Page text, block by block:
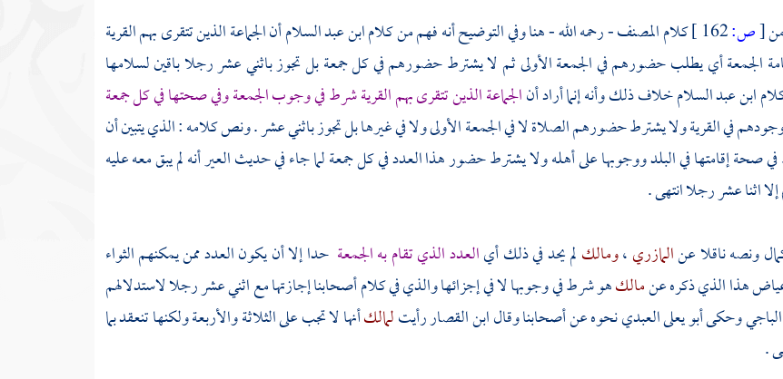
[ص: كلامالمصنف- رحمه الله - هنا وفي التوضيح أنه فهم من كلامابن عبد السلامأن الجماعة الذين تتقرى بهم القرية
الجمعة أي يطلب حضورهم في الجمعة الأولى ثم لا يشترط حضورهم في كل جمعة بل تجوز باثني عشر رجلا باقين لسلامها
ابن عبد السلامخلاف ذلك وأنه إنما أراد أنالجماعة الذين تتقرى بهم القرية شرط في وجوب الجمعة وفي صحتها في كل جمعة
في القرية ولا يشترط حضورهم الصلاة لا في الجمعة الأولى ولا في غيرها بل تجوز باثني عشر . ونص كلامه : الذي يتبين أن
صحة إقامتها في البلد ووجوبها على أهله ولا يشترط حضور هذا العدد في كل جمعة لما جاء في حديث العير أنه لم يبق معه عليه
اثنا عشر رجلا انتهى .
ونصه ناقلا عنالمازري،ومالكلم يحد في ذلك أيالعدد الذي تقام به الجمعة حدا إلا أن يكون العدد ممن يمكنهم الثواء
هذا الذي ذكره عنمالكهو شرط في وجوبها لا في إجزائها والذي في كلام أصحابنا إجازتها مع اثني عشر رجلا لاستدلالهم
الباجيوحكىأبو يعلى العبدينحوه عن أصحابنا وقالابن القصاررأيتلمالكأنها لا تجب على الثلاثة والأربعة ولكنها تنعقد بما
.